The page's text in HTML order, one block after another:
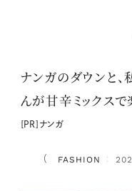
ナンガのダウンと
んが甘辛ミックス
[PR]ナンガ
FASHION ：